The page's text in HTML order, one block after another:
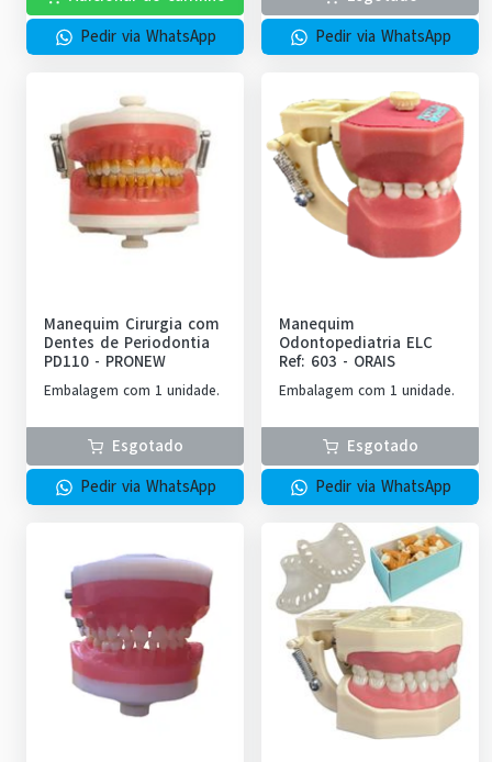
Pedir via WhatsApp
Pedir via WhatsApp
Manequim Cirurgia com
Dentes de Periodontia
PD110 - PRONEW
Embalagem com 1 unidade.
Esgotado
Pedir via WhatsApp
Manequim
Odontopediatria ELC
Ref: 603 - ORAIS
Embalagem com 1 unidade.
Esgotado
Pedir via WhatsApp